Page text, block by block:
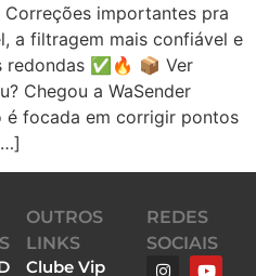
importantes pra
a filtragem mais confiável e
redondas ✅🔥 📦 Ver
Chegou a WaSender
é focada em corrigir pontos
OUTROS
LINKS
Clube Vip
REDES
SOCIAIS